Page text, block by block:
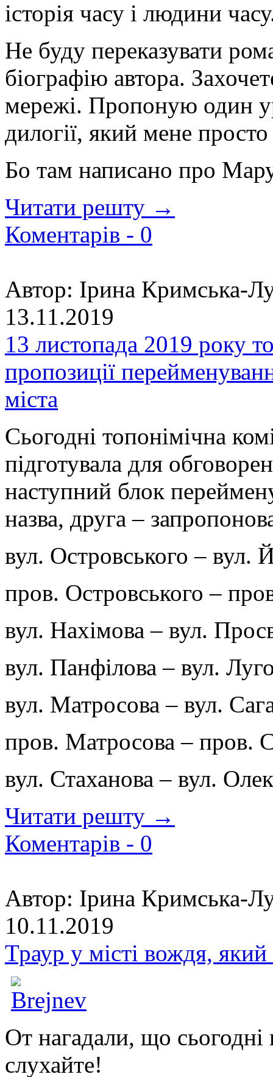
історія часу і людини
Не буду переказувати
біографію автора.
мережі. Пропоную один
дилогії, який мене
Бо там написано про
Читати решту →
Коментарів - 0
Автор: Ірина Кримська-
13.11.2019
13 листопада 2019 року
пропозиції
міста
Сьогодні топонімічна
підготувала для
наступний блок
назва, друга –
вул. Островського – вул.
пров. Островського –
вул. Нахімова – вул.
вул. Панфілова – вул.
вул. Матросова – вул.
пров. Матросова – пров.
вул. Стаханова – вул.
Читати решту →
Коментарів - 0
Автор: Ірина Кримська-
10.11.2019
Траур у місті вождя, який
От нагадали, що
слухайте!